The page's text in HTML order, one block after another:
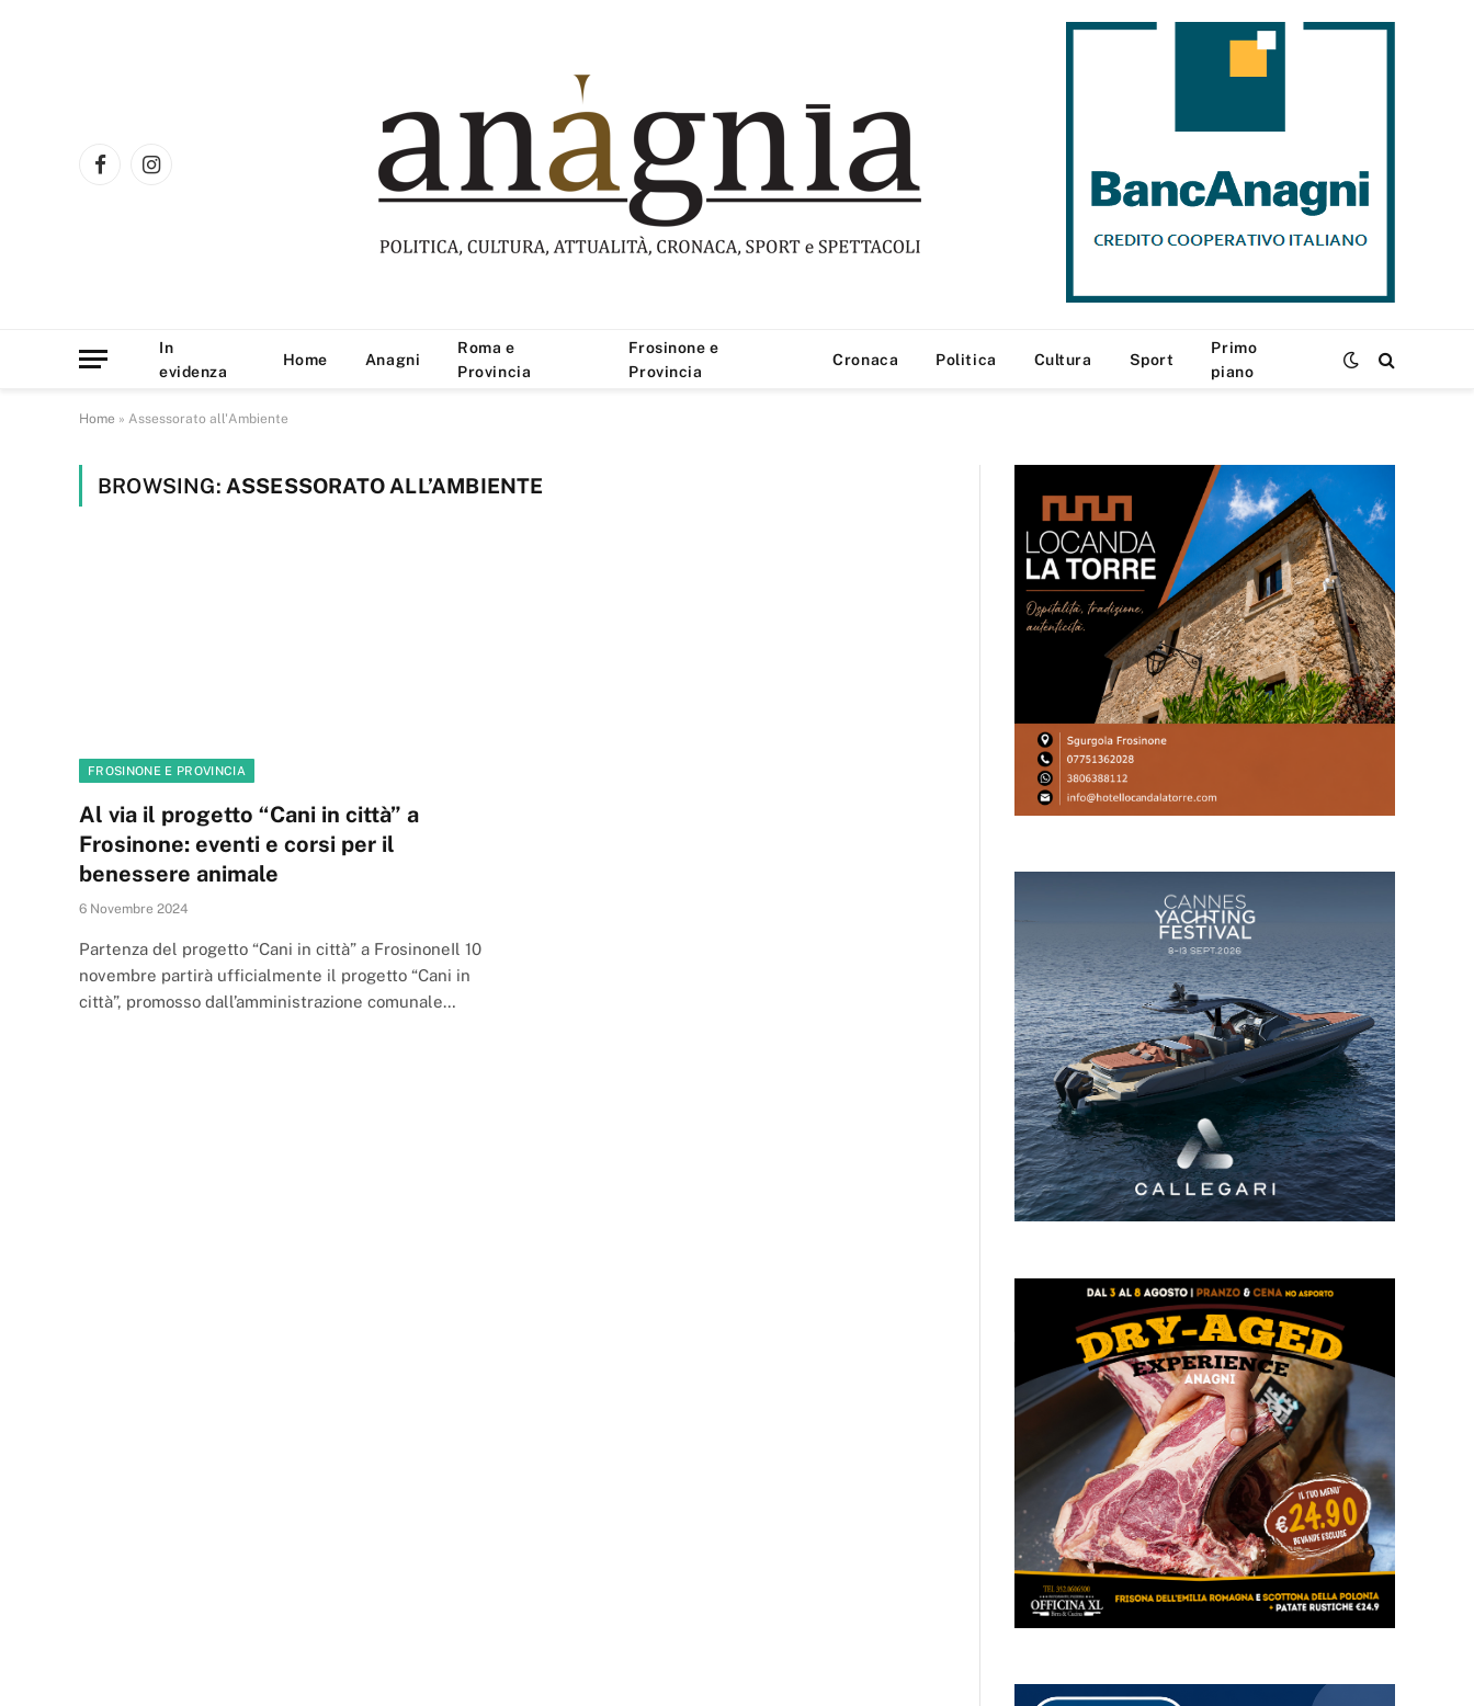
FacebookInstagram
In
evidenza
Home Anagni
Roma e
Provincia
Frosinone e
Provincia
Cronaca Politica Cultura Sport
Primo
piano
Home » Assessorato all'Ambiente
BROWSING: ASSESSORATO ALL’AMBIENTE
FROSINONE E PROVINCIA
Al via il progetto “Cani in città” a
Frosinone: eventi e corsi per il
benessere animale
6 Novembre 2024
Partenza del progetto “Cani in città” a FrosinoneIl 10
novembre partirà ufficialmente il progetto “Cani in
città”, promosso dall’amministrazione comunale…